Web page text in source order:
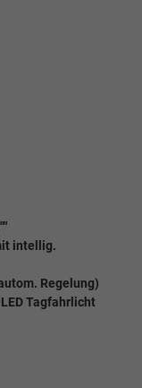
intellig.
Regelung)
Tagfahrlicht